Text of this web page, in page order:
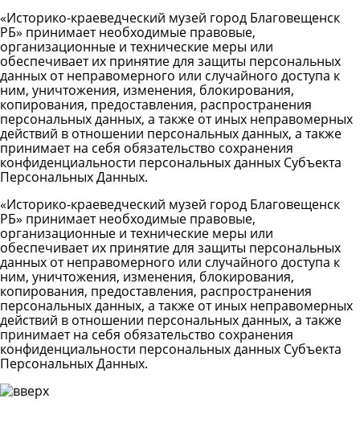
«Историко-краеведческий музей город Благовещенск
РБ» принимает необходимые правовые,
организационные и технические меры или
обеспечивает их принятие для защиты персональных
данных от неправомерного или случайного доступа к
ним, уничтожения, изменения, блокирования,
копирования, предоставления, распространения
персональных данных, а также от иных неправомерных
действий в отношении персональных данных, а также
принимает на себя обязательство сохранения
конфиденциальности персональных данных Субъекта
Персональных Данных.
«Историко-краеведческий музей город Благовещенск
РБ» принимает необходимые правовые,
организационные и технические меры или
обеспечивает их принятие для защиты персональных
данных от неправомерного или случайного доступа к
ним, уничтожения, изменения, блокирования,
копирования, предоставления, распространения
персональных данных, а также от иных неправомерных
действий в отношении персональных данных, а также
принимает на себя обязательство сохранения
конфиденциальности персональных данных Субъекта
Персональных Данных.